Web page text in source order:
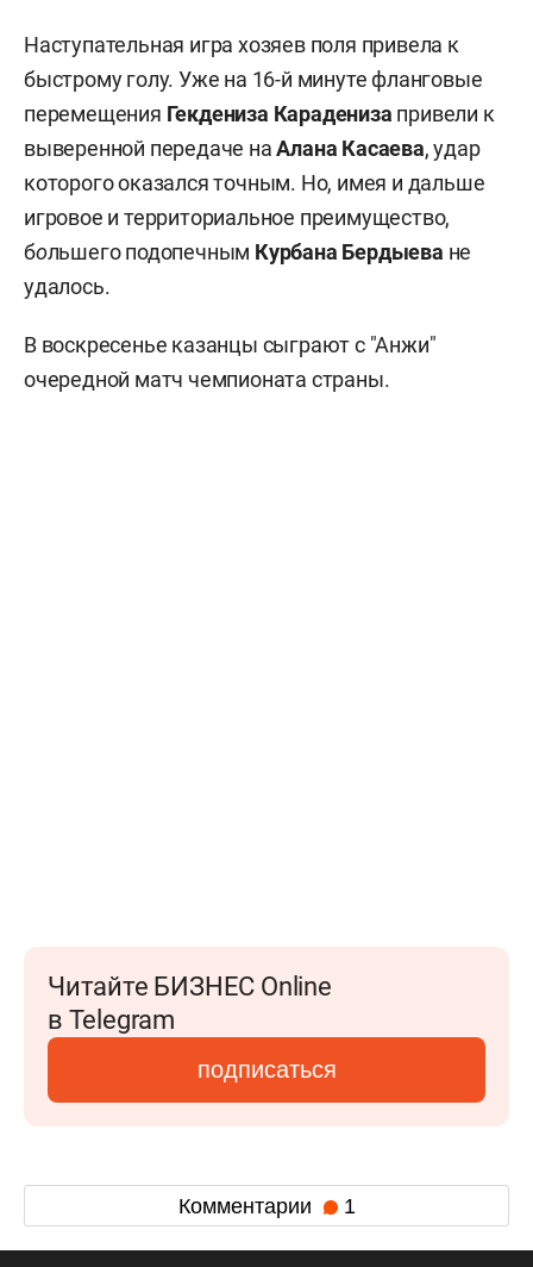
Наступательная игра хозяев поля привела к
быстрому голу. Уже на 16-й минуте фланговые
перемещения Гекдениза Карадениза привели к
выверенной передаче наАлана Касаева, удар
которого оказался точным. Но, имея и дальше
игровое и территориальное преимущество,
большего подопечным Курбана Бердыева не
удалось.
В воскресенье казанцы сыграют с "Анжи"
очередной матч чемпионата страны.
Читайте БИЗНЕС Online
в Telegram
подписаться
Комментарии 1